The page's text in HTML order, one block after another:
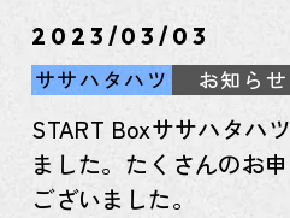
2023/03/03
ササハタハツ
お知らせ
START Boxササハタハ
ました。たくさんのお
ございました。